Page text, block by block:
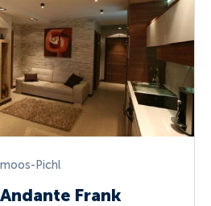
Pichl
Frank